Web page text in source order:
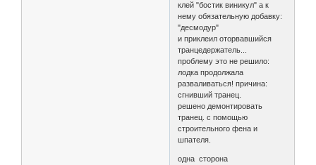
клей "бостик виникул" а к
нему обязательную добавку:
"десмодур"
и приклеил оторвавшийся
транцедержатель...
проблему это не решило:
лодка продолжала
разваливаться! причина:
сгнивший транец.
решено демонтировать
транец. с помощью
строительного фена и
шпателя.
одна сторона